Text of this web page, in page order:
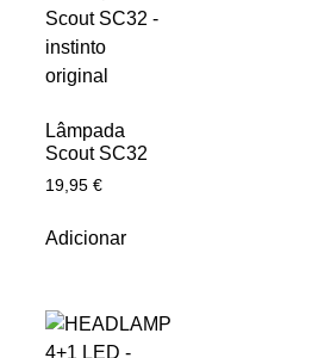
Lâmpada
Scout SC32
19,95 €
Adicionar